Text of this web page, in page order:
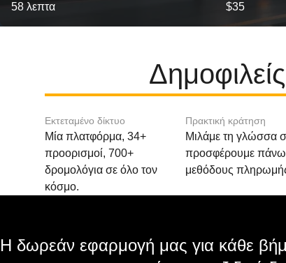
58 λεπτα $35
Εκτεταμένο δίκτυο
Μία πλατφόρμα, 34+
προορισμοί, 700+
δρομολόγια σε όλο τον
κόσμο.
Πρακτική κράτηση
Μιλάμε τη γλώσσα
προσφέρουμε
μεθόδους
Η δωρεάν εφαρμογή μας για κάθε